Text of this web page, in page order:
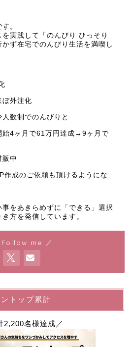
。
実践して「のんびり ひっそり
ず在宅でのんびり生活を満喫し
外注化
数制でのんびりと
4ヶ月で61万円達成→9ヶ月で
販中
作成のご依頼も頂けるようにな
をあきらめずに「できる」選択
方を発信しています。
Follow me ／
ントップ累計
2,200名様達成／